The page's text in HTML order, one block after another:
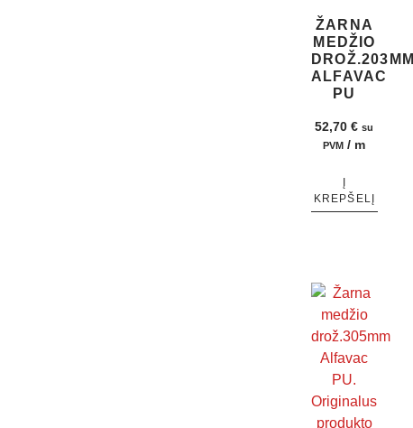
ŽARNA
MEDŽIO
DROŽ.203MM
ALFAVAC
PU
52,70€ su
PVM / m
KREPŠELĮ